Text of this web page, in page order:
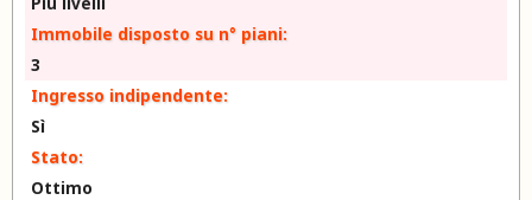
Immobile disposto su n° piani:
3
Ingresso indipendente:
Sì
Stato:
Ottimo